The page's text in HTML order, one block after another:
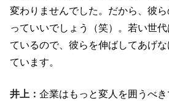
変わりませんでした。だから、彼
っていいでしょう（笑）。若い世
ているので、彼らを伸ばしてあげ
ています。
井上： 企業はもっと変人を囲うべ